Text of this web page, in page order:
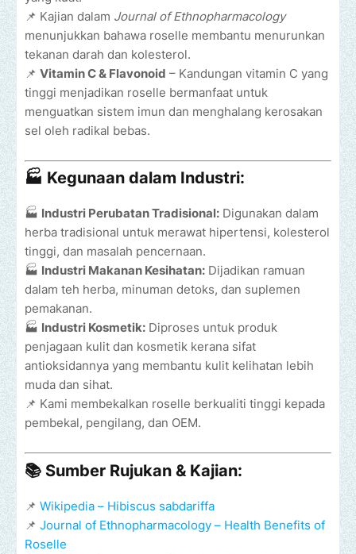
📌 Kajian dalam Journal of Ethnopharmacology
menunjukkan bahawa roselle membantu menurunkan
tekanan darah dan kolesterol.
📌 Vitamin C & Flavonoid – Kandungan vitamin C yang
tinggi menjadikan roselle bermanfaat untuk
menguatkan sistem imun dan menghalang kerosakan
sel oleh radikal bebas.
🏭 Kegunaan dalam Industri:
🏭 Industri Perubatan Tradisional: Digunakan dalam
herba tradisional untuk merawat hipertensi, kolesterol
tinggi, dan masalah pencernaan.
🏭 Industri Makanan Kesihatan: Dijadikan ramuan
dalam teh herba, minuman detoks, dan suplemen
pemakanan.
🏭 Industri Kosmetik: Diproses untuk produk
penjagaan kulit dan kosmetik kerana sifat
antioksidannya yang membantu kulit kelihatan lebih
muda dan sihat.
📌 Kami membekalkan roselle berkualiti tinggi kepada
pembekal, pengilang, dan OEM.
📚 Sumber Rujukan & Kajian:
📌 Wikipedia – Hibiscus sabdariffa
📌 Journal of Ethnopharmacology – Health Benefits of
Roselle